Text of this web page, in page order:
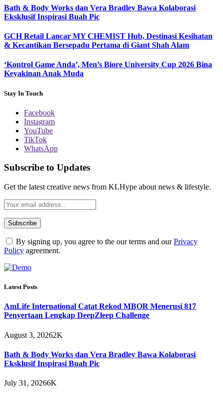
Bath & Body Works dan Vera Bradley Bawa Kolaborasi
Eksklusif Inspirasi Buah Pic
GCH Retail Lancar MY CHEMIST Hub, Destinasi Kesihatan
& Kecantikan Bersepadu Pertama di Giant Shah Alam
‘Kontrol Game Anda’, Men’s Biore University Cup 2026 Bina
Keyakinan Anak Muda
Stay In Touch
Facebook
Instagram
YouTube
TikTok
WhatsApp
Subscribe to Updates
Get the latest creative news from KLHype about news & lifestyle.
By signing up, you agree to the our terms and ourPrivacy
Policy agreement.
Latest Posts
AmLife International Catat Rekod MBOR Menerusi 817
Penyertaan Lengkap DeepZleep Challenge
August 3, 20262K
Bath & Body Works dan Vera Bradley Bawa Kolaborasi
Eksklusif Inspirasi Buah Pic
July 31, 20266K